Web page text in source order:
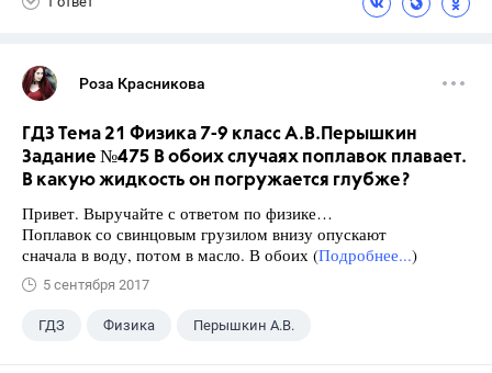
Роза Красникова
ГДЗ Тема 21 Физика 7-9 класс А.В.Перышкин
Задание №475 В обоих случаях поплавок плавает.
В какую жидкость он погружается глубже?
Привет. Выручайте с ответом по физике…
Поплавок со свинцовым грузилом внизу опускают
сначала в воду, потом в масло. В обоих (Подробнее...)
5 сентября 2017
ГДЗ Физика Перышкин А.В.